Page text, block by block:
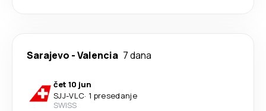
Sarajevo -Valencia 7 dana
čet 10 jun
SJJ-VLC· 1 presedanje
SWISS